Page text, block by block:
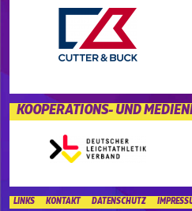
KOOPERATIONS- UND
LINKS KONTAKT DATENSCHUTZ